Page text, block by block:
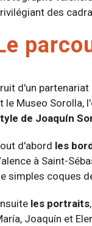
des
d'un partenariat
le Museo Sorolla,
de Joaquín
d'abord les
à Saint-
simples coques
les portraits
Joaquín et